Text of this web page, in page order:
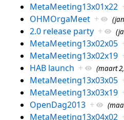
MetaMeeting13x01x22
OHMOrgaMeet +
2.0 release party +
MetaMeeting13x02x05
MetaMeeting13x02x19
HAB launch + (maart
MetaMeeting13x03x05
MetaMeeting13x03x19
OpenDag2013 +
MetaMeeting13x04x02